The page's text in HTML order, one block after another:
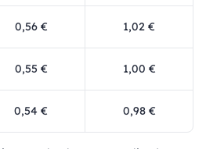
0,56 € 1,02 €
0,55 € 1,00 €
0,54 € 0,98 €